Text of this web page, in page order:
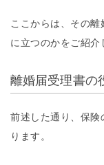
ここからは、その
に立つのかをご紹介
離婚届受理書
前述した通り、保険
ります。